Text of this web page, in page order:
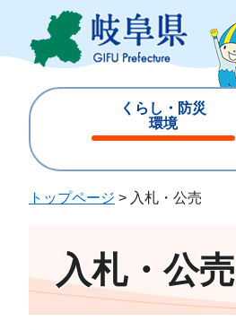
ジ
ュ
くらし・防災
環境
じ
トップページ > 入札・公売
入札・公売